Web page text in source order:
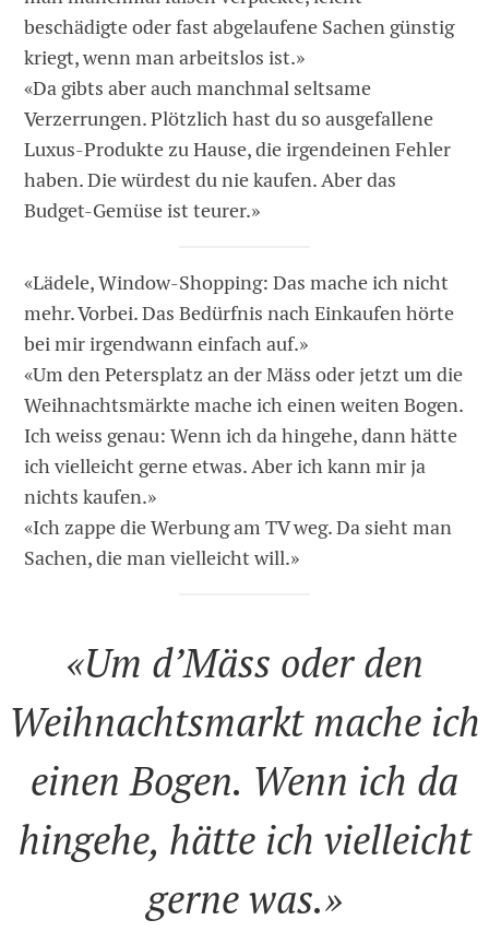
beschädigte oder fast abgelaufene Sachen günstig
kriegt, wenn man arbeitslos ist.»
«Da gibts aber auch manchmal seltsame
Verzerrungen. Plötzlich hast du so ausgefallene
Luxus-Produkte zu Hause, die ­irgendeinen Fehler
haben. Die würdest du nie kaufen. Aber das
Budget-Gemüse ist teurer.»
«Lädele, Window-Shopping: Das mache ich nicht
mehr. Vorbei. Das Bedürfnis nach Einkaufen hörte
bei mir irgendwann einfach auf.»
«Um den Petersplatz an der Mäss oder jetzt um die
Weihnachtsmärkte mache ich einen weiten Bogen.
Ich weiss genau: Wenn ich da hingehe, dann hätte
ich vielleicht gerne etwas. Aber ich kann mir ja
nichts kaufen.»
«Ich zappe die Werbung am TV weg. Da sieht man
Sachen, die man vielleicht will.»
«Um d’Mäss oder den
Weihnachtsmarkt mache ich
einen Bogen. Wenn ich da
hingehe, hätte ich vielleicht
gerne was.»